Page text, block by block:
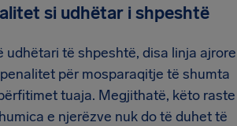
si udhëtar i shpeshtë
udhëtari të shpeshtë, disa linja ajrore
për mosparaqitje të shumta
tuaja. Megjithatë, këto raste
e njerëzve nuk do të duhet të